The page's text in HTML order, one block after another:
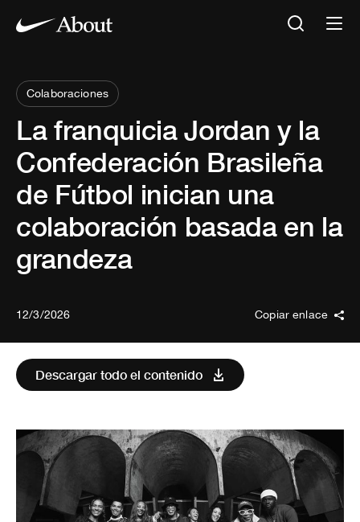
Colaboraciones
La franquicia Jordan y la
Confederación Brasileña
de Fútbol inician una
colaboración basada en la
grandeza
12/3/2026 Copiar enlace
Descargar todo el contenido